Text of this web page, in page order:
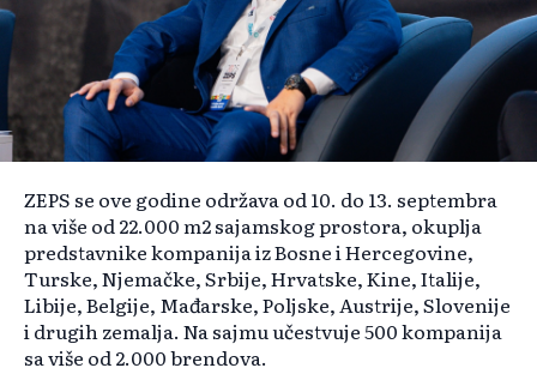
ZEPS se ove godine održava od 10. do 13. septembra
na više od 22.000 m2 sajamskog prostora, okuplja
predstavnike kompanija iz Bosne i Hercegovine,
Turske, Njemačke, Srbije, Hrvatske, Kine, Italije,
Libije, Belgije, Mađarske, Poljske, Austrije, Slovenije
i drugih zemalja. Na sajmu učestvuje 500 kompanija
sa više od 2.000 brendova.